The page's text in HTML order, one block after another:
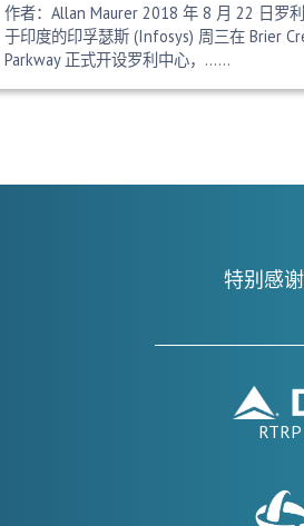
作者：Allan Maurer 2018 年 8 月 22 日罗
于印度的印孚瑟斯 (Infosys) 周三在 Brier
Parkway 正式开设罗利中心，……
特别感